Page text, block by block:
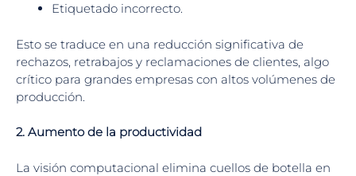
Etiquetado incorrecto.
Esto se traduce en una reducción significativa de
rechazos, retrabajos y reclamaciones de clientes, algo
crítico para grandes empresas con altos volúmenes de
producción.
2. Aumento de la productividad
La visión computacional elimina cuellos de botella en